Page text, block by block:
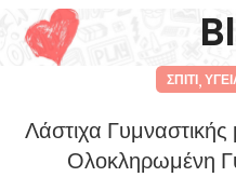
ΣΠΊΤΙ,
Λάστιχα
Ολοκληρωμένη